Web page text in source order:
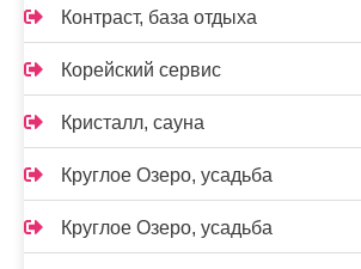
Контраст, база отдыха
Корейский сервис
Кристалл, сауна
Круглое Озеро, усадьба
Круглое Озеро, усадьба